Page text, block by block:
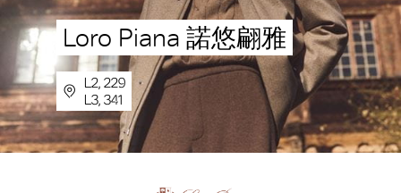
Loro Piana 諾悠翩雅
L2, 229
L3, 341